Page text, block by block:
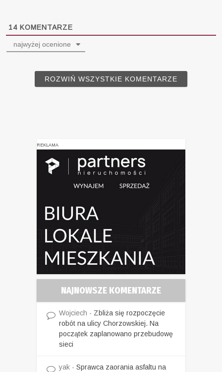
14 KOMENTARZE
najwyżej ocenione
ROZWIŃ WSZYSTKIE KOMENTARZE
REKLAMA
NAJNOWSZE KOMENTARZE
Wojciech - Zbliża się rozpoczęcie
robót na ulicy Chorzowskiej. Na
początek zaplanowano przebudowę
sieci
yak - Sprawca zaorania asfaltu na